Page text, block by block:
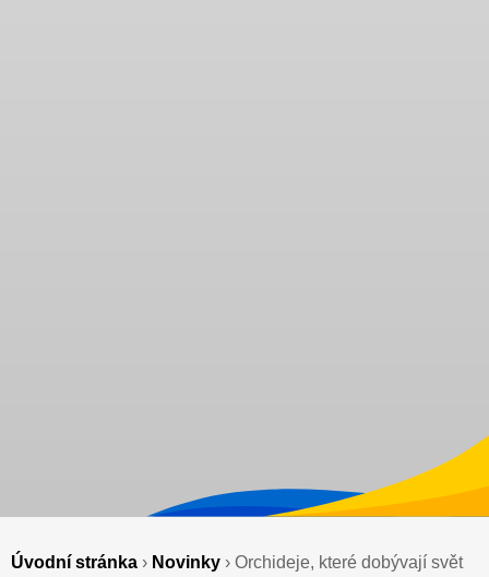
Úvodní stránka › Novinky › Orchideje, které dobývají svět